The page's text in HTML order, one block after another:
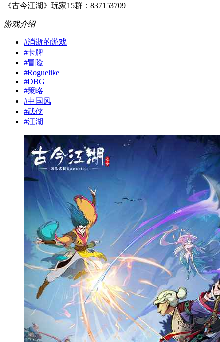
《古今江湖》玩家15群：837153709
游戏介绍
#消逝的游戏
#卡牌
#冒险
#Roguelike
#DBG
#策略
#中国风
#武侠
#江湖